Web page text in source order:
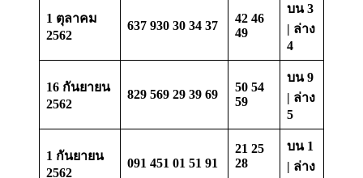
1 ตุลาคม
2562
637 930 30 34 37
42 46
49
บน 3
| ล่าง
4
16 กันยายน
2562
829 569 29 39 69
50 54
59
บน 9
| ล่าง
5
1 กันยายน
2562
091 451 01 51 91
21 25
28
บน 1
| ล่าง